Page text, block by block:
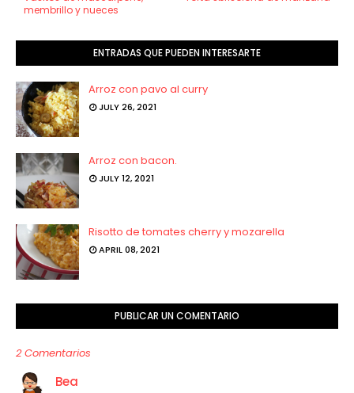
membrillo y nueces
ENTRADAS QUE PUEDEN INTERESARTE
Arroz con pavo al curry
JULY 26, 2021
Arroz con bacon.
JULY 12, 2021
Risotto de tomates cherry y mozarella
APRIL 08, 2021
PUBLICAR UN COMENTARIO
2 Comentarios
Bea